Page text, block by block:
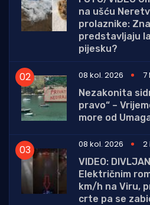
na ušću
prolaznike:
predstavljaju
pijesku?
08 kol. 2026
7
Nezakonita
pravo“ –
more od
08 kol. 2026
2
VIDEO:
Električnim
km/h na Viru,
crte pa se